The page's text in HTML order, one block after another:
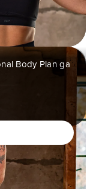
zelfverzekerd
Body Plan ga